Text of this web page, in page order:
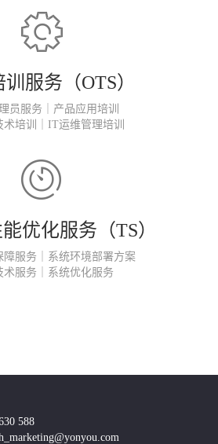
服务（OTS）
员服务｜产品应用培训
术培训｜IT运维管理培训
优化服务（TS）
障服务｜系统环境部署方案
术服务｜系统优化服务
588